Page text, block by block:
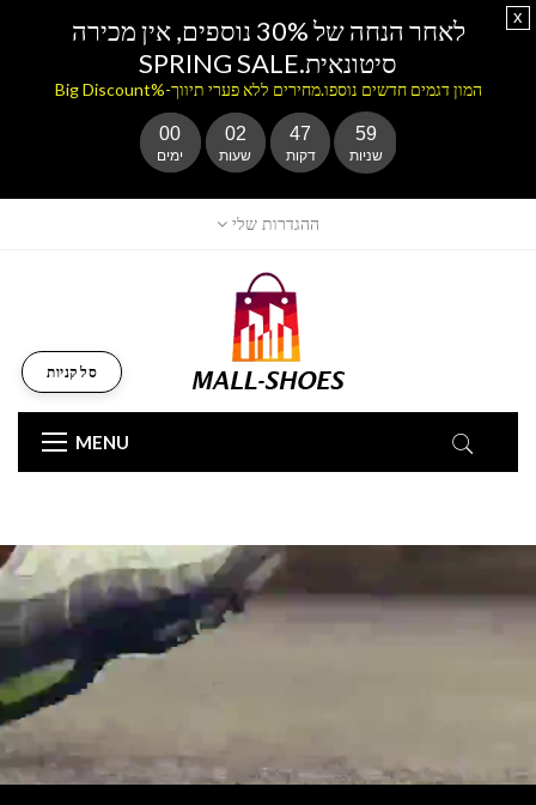
ההגדרות שלי
MENU
סל קניות
לאחר הנחה של 30% נוספים, אין מכירה
סיטונאית.SPRING SALE
המון דגמים חדשים נוספו.מחירים ללא פערי תיווך-%Big Discount
00
ימים
02
שעות
47
דקות
58
שניות
x